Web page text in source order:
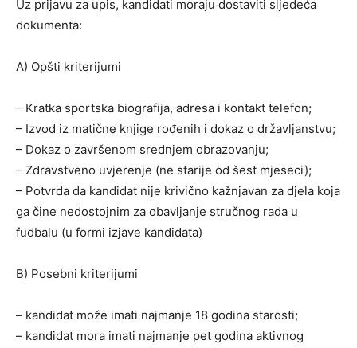
Uz prijavu za upis, kandidati moraju dostaviti sljedeća
dokumenta:
A) Opšti kriterijumi
– Kratka sportska biografija, adresa i kontakt telefon;
– Izvod iz matične knjige rođenih i dokaz o državljanstvu;
– Dokaz o završenom srednjem obrazovanju;
– Zdravstveno uvjerenje (ne starije od šest mjeseci);
– Potvrda da kandidat nije krivično kažnjavan za djela koja
ga čine nedostojnim za obavljanje stručnog rada u
fudbalu (u formi izjave kandidata)
B) Posebni kriterijumi
– kandidat može imati najmanje 18 godina starosti;
– kandidat mora imati najmanje pet godina aktivnog